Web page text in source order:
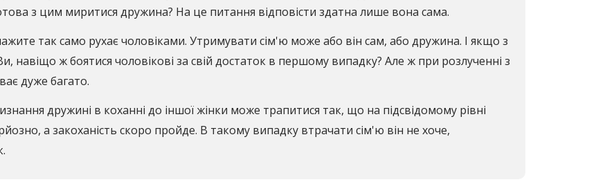
з цим миритися дружина? На це питання відповісти здатна лише вона сама.
так само рухає чоловіками. Утримувати сім'ю може або він сам, або дружина. І якщо з
навіщо ж боятися чоловікові за свій достаток в першому випадку? Але ж при розлученні з
дуже багато.
дружині в коханні до іншої жінки може трапитися так, що на підсвідомому рівні
а закоханість скоро пройде. В такому випадку втрачати сім'ю він не хоче,